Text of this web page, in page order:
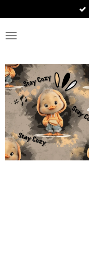
Hauptinhalt
springen